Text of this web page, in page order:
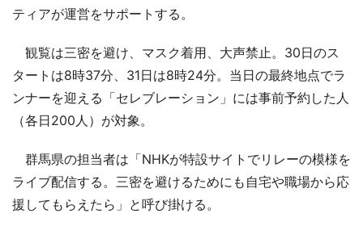
ティアが運営をサポートする。
観覧は三密を避け、マスク着用、大声禁止。30日のス
タートは8時37分、31日は8時24分。当日の最終地点でラ
ンナーを迎える「セレブレーション」には事前予約した人
（各日200人）が対象。
群馬県の担当者は「NHKが特設サイトでリレーの模様を
ライブ配信する。三密を避けるためにも自宅や職場から応
援してもらえたら」と呼び掛ける。